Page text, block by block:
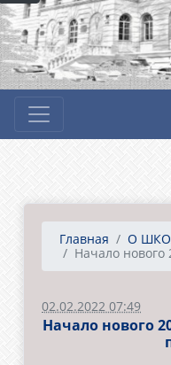
Главная О
Начало нового
02.02.2022 07:49
Начало нового